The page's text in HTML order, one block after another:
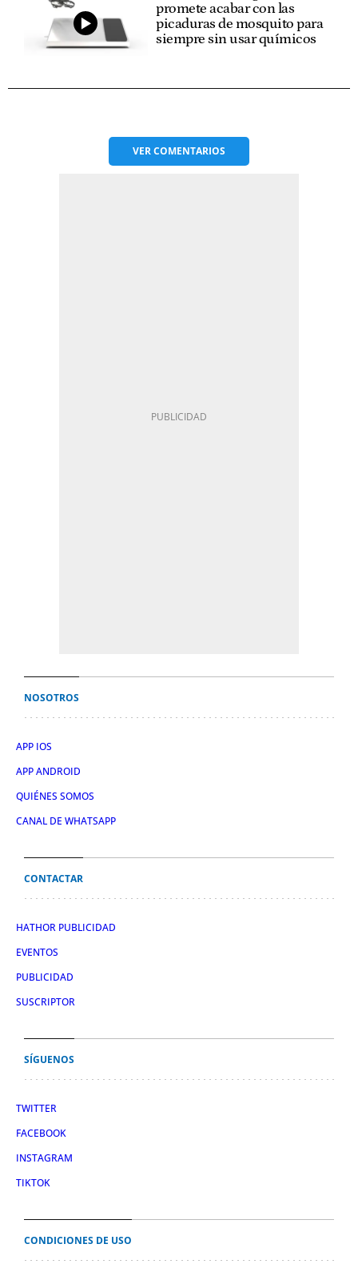
promete acabar con las
picaduras de mosquito para
siempre sin usar químicos
VERCOMENTARIOS
NOSOTROS
APP IOS
APP ANDROID
QUIÉNES SOMOS
CANAL DE WHATSAPP
CONTACTAR
HATHOR PUBLICIDAD
EVENTOS
PUBLICIDAD
SUSCRIPTOR
SÍGUENOS
TWITTER
FACEBOOK
INSTAGRAM
TIKTOK
CONDICIONES DE USO